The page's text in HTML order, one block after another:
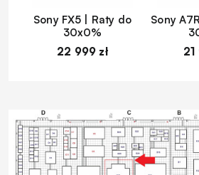
Sony FX5 | Raty do
30x0%
22 999 zł
Sony
21